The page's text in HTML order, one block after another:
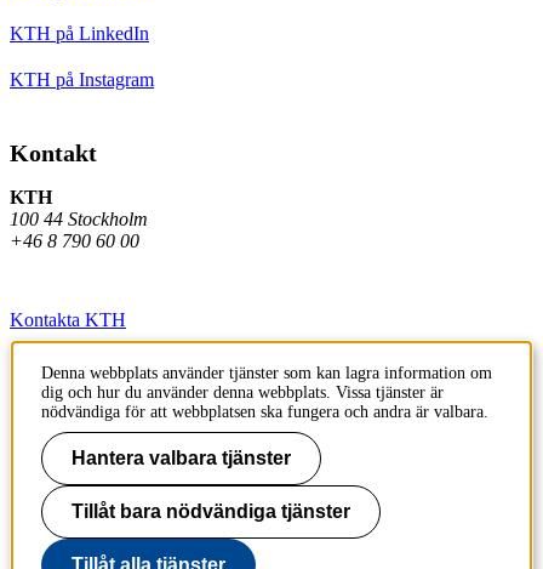
KTH på LinkedIn
KTH på Instagram
Kontakt
KTH
100 44 Stockholm
+46 8 790 60 00
Kontakta KTH
Jobba på KTH
Press och media
Faktura och betalning KTH
Om KTH:s webbplatser
Tillgänglighetsredogörelse
Denna webbplats använder tjänster som kan lagra information om
dig och hur du använder denna webbplats. Vissa tjänster är
nödvändiga för att webbplatsen ska fungera och andra är valbara.
Hantera valbara tjänster
Tillåt bara nödvändiga tjänster
Tillåt alla tjänster